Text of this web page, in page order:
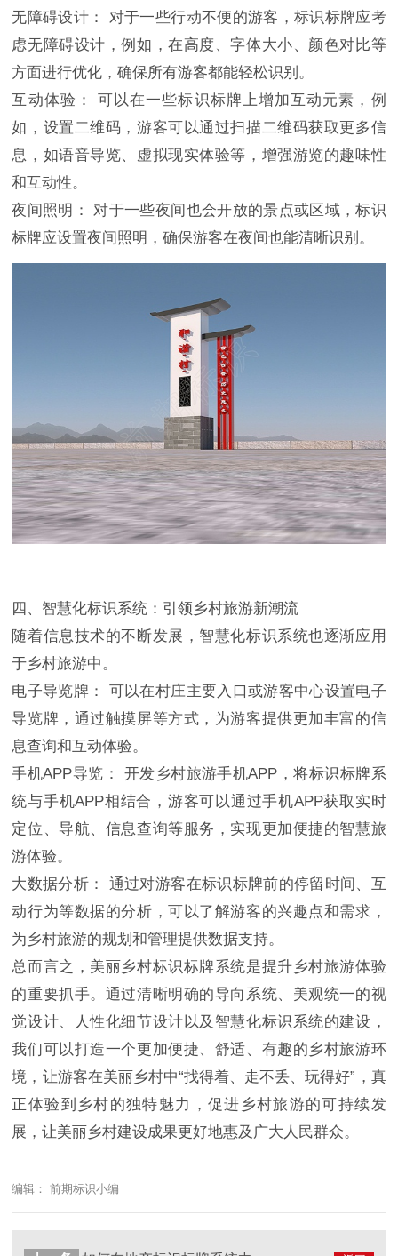
无障碍设计： 对于一些行动不便的游客，标识标牌应考
虑无障碍设计，例如，在高度、字体大小、颜色对比等
方面进行优化，确保所有游客都能轻松识别。
互动体验： 可以在一些标识标牌上增加互动元素，例
如，设置二维码，游客可以通过扫描二维码获取更多信
息，如语音导览、虚拟现实体验等，增强游览的趣味性
和互动性。
夜间照明： 对于一些夜间也会开放的景点或区域，标识
标牌应设置夜间照明，确保游客在夜间也能清晰识别。
四、智慧化标识系统：引领乡村旅游新潮流
随着信息技术的不断发展，智慧化标识系统也逐渐应用
于乡村旅游中。
电子导览牌： 可以在村庄主要入口或游客中心设置电子
导览牌，通过触摸屏等方式，为游客提供更加丰富的信
息查询和互动体验。
手机APP导览： 开发乡村旅游手机APP，将标识标牌系
统与手机APP相结合，游客可以通过手机APP获取实时
定位、导航、信息查询等服务，实现更加便捷的智慧旅
游体验。
大数据分析： 通过对游客在标识标牌前的停留时间、互
动行为等数据的分析，可以了解游客的兴趣点和需求，
为乡村旅游的规划和管理提供数据支持。
总而言之，美丽乡村标识标牌系统是提升乡村旅游体验
的重要抓手。通过清晰明确的导向系统、美观统一的视
觉设计、人性化细节设计以及智慧化标识系统的建设，
我们可以打造一个更加便捷、舒适、有趣的乡村旅游环
境，让游客在美丽乡村中“找得着、走不丢、玩得好”，真
正体验到乡村的独特魅力，促进乡村旅游的可持续发
展，让美丽乡村建设成果更好地惠及广大人民群众。
编辑： 前期标识小编